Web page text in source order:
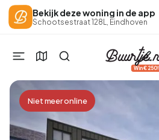
Bekijk deze woning in de app
Schootsestraat 128L, Eindhoven
Win €250!
Niet meer online